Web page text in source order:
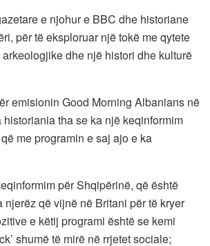
e njohur e BBC dhe historiane
për të eksploruar një tokë me qytete
dhe një histori dhe kulturë
emisionin Good Morning Albanians në
tha se ka një keqinformim
me programin e saj ajo e ka
për Shqipërinë, që është
njerëz që vijnë në Britani për të kryer
e këtij programi është se kemi
shumë të mirë në rrjetet sociale;